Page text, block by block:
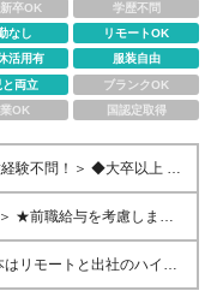
卒OK
学歴不問
なし
リモートOK
活用有
服装自由
と両立
ブランクOK
OK 国認定取得
験不問！＞ ◆大卒以上 ◆
条件】
、Photoshopのを扱える
たちは、文化を創り出す
。 事業拡大に伴い複数領
★前職給与を考慮します
数＋実績査定によって給
リモートと出社のハイブ
※6ケ月の試用期間は不可